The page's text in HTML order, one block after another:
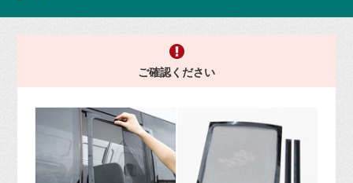
ご確認ください